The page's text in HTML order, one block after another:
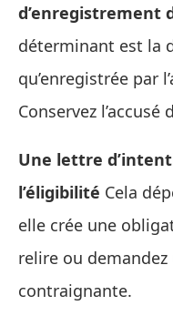
d’enregistrement
déterminant est la
qu’enregistrée par
Conservez
Une lettre
l’éligibilité Cela
elle crée une
relire ou
contraignante.